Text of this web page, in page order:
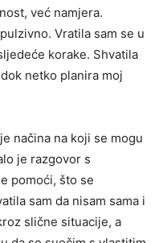
već namjera.
Vratila sam se u
korake. Shvatila
netko planira moj
načina na koji se mogu
je razgovor s
pomoći, što se
sam da nisam sama i
slične situacije, a